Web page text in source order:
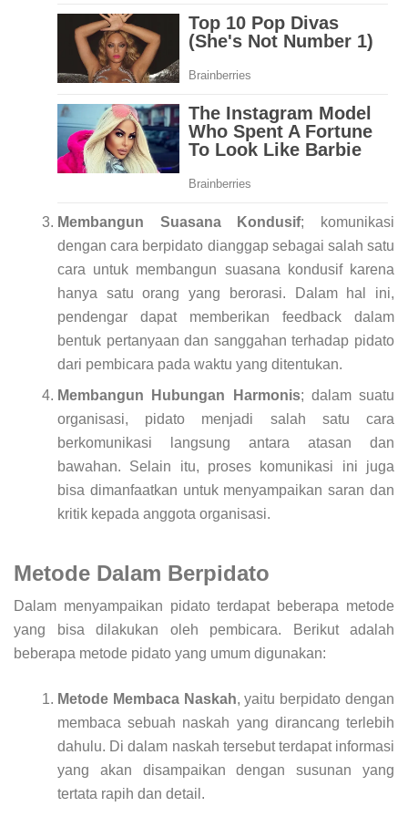
Membangun Suasana Kondusif; komunikasi
dengan cara berpidato dianggap sebagai salah satu
cara untuk membangun suasana kondusif karena
hanya satu orang yang berorasi. Dalam hal ini,
pendengar dapat memberikan feedback dalam
bentuk pertanyaan dan sanggahan terhadap pidato
dari pembicara pada waktu yang ditentukan.
Membangun Hubungan Harmonis; dalam suatu
organisasi, pidato menjadi salah satu cara
berkomunikasi langsung antara atasan dan
bawahan. Selain itu, proses komunikasi ini juga
bisa dimanfaatkan untuk menyampaikan saran dan
kritik kepada anggota organisasi.
Metode Dalam Berpidato
Dalam menyampaikan pidato terdapat beberapa metode
yang bisa dilakukan oleh pembicara. Berikut adalah
beberapa metode pidato yang umum digunakan:
Metode Membaca Naskah, yaitu berpidato dengan
membaca sebuah naskah yang dirancang terlebih
dahulu. Di dalam naskah tersebut terdapat informasi
yang akan disampaikan dengan susunan yang
tertata rapih dan detail.